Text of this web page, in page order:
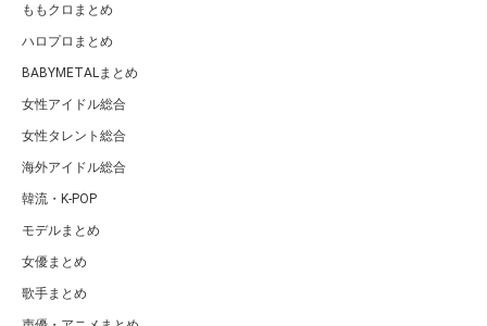
ももクロまとめ
ハロプロまとめ
BABYMETALまとめ
女性アイドル総合
女性タレント総合
海外アイドル総合
韓流・K-POP
モデルまとめ
女優まとめ
歌手まとめ